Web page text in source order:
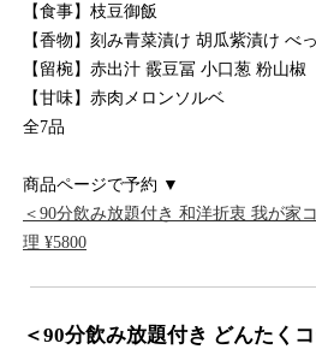
【食事】枝豆御飯
【香物】刻み青菜漬け 胡瓜紫漬け べ
【留椀】赤出汁 霰豆冨 小口葱 粉山椒
【甘味】赤肉メロンソルベ
全7品
商品ページで予約 ▼
＜90分飲み放題付き 和洋折衷 我が家
理 ¥5800
＜90分飲み放題付き どんたく